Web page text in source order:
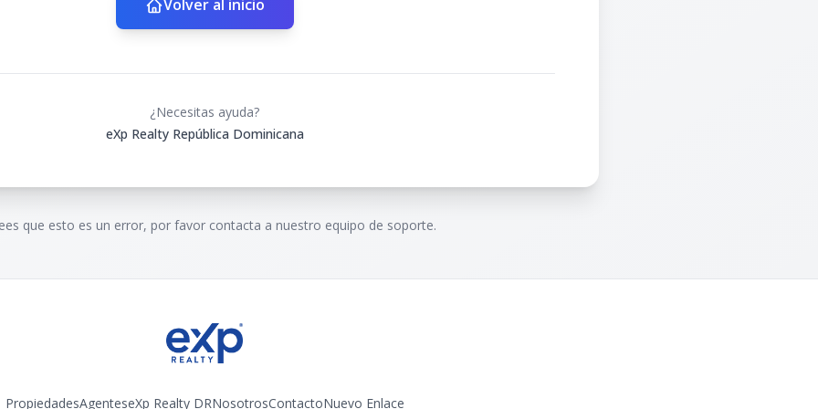
Volver al inicio
¿Necesitas ayuda?
eXp Realty República Dominicana
que esto es un error, por favor contacta a nuestro equipo de soporte.
PropiedadesAgenteseXp Realty DRNosotrosContactoNuevo Enlace